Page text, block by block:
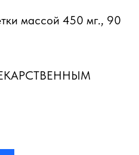
массой 450 мг., 90